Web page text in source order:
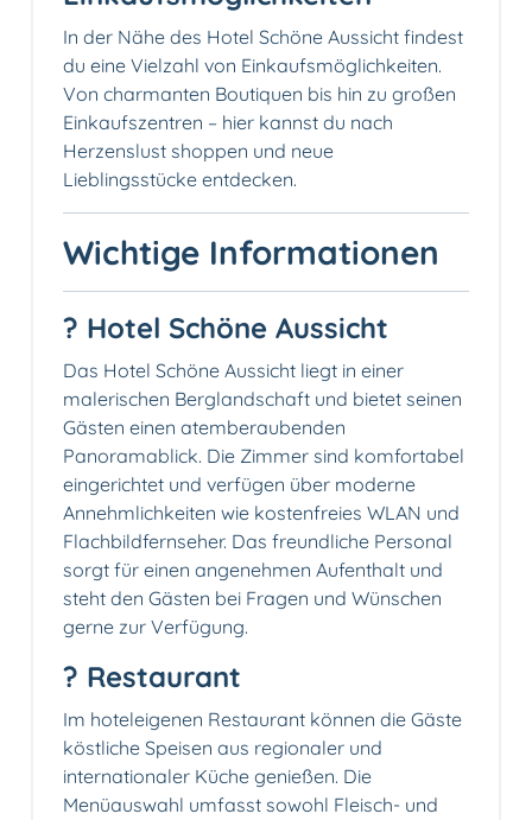
In der Nähe des Hotel Schöne Aussicht findest
du eine Vielzahl von Einkaufsmöglichkeiten.
Von charmanten Boutiquen bis hin zu großen
Einkaufszentren – hier kannst du nach
Herzenslust shoppen und neue
Lieblingsstücke entdecken.
Wichtige Informationen
? Hotel Schöne Aussicht
Das Hotel Schöne Aussicht liegt in einer
malerischen Berglandschaft und bietet seinen
Gästen einen atemberaubenden
Panoramablick. Die Zimmer sind komfortabel
eingerichtet und verfügen über moderne
Annehmlichkeiten wie kostenfreies WLAN und
Flachbildfernseher. Das freundliche Personal
sorgt für einen angenehmen Aufenthalt und
steht den Gästen bei Fragen und Wünschen
gerne zur Verfügung.
?️ Restaurant
Im hoteleigenen Restaurant können die Gäste
köstliche Speisen aus regionaler und
internationaler Küche genießen. Die
Menüauswahl umfasst sowohl Fleisch- und